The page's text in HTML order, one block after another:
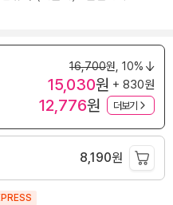
16,700원, 10%
15,030원 + 830원
12,776원 더보기
8,190원